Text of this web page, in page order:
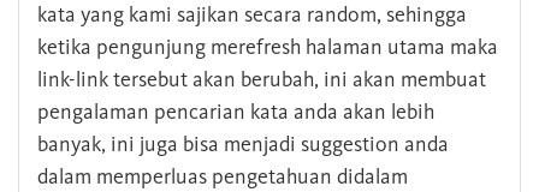
kata yang kami sajikan secara random, sehingga
ketika pengunjung merefresh halaman utama maka
link-link tersebut akan berubah, ini akan membuat
pengalaman pencarian kata anda akan lebih
banyak, ini juga bisa menjadi suggestion anda
dalam memperluas pengetahuan didalam